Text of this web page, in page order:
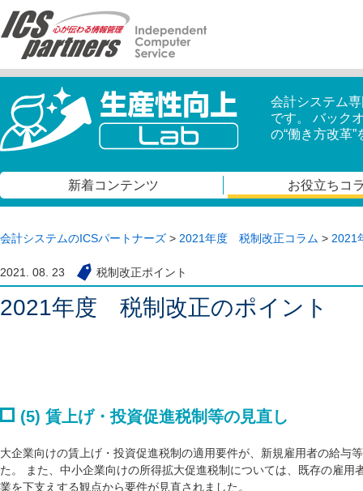
会計システム
です。 バック
の“働き方改革
新着コンテンツ お役立ちコ
会計システムのICSパートナーズ > 2021年度 税制改正コラム > 2021
2021. 08. 23 税制改正ポイント
2021年度 税制改正のポイント
(5) 賃上げ・投資促進税制等の見直し
大企業向けの賃上げ・投資促進税制の適用要件が、新規雇用者の給与
た。 また、中小企業向けの所得拡大促進税制については、既存の雇用
業を下支えする観点から要件が見直されました。